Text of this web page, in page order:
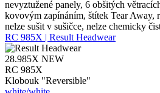
nevyztužené panely, 6 obšitých
kovovým zapínáním, štítek Tear Away,
nelze sušit v sušičce, nelze chemicky
RC 985X | Result Headwear
28.985X NEW
RC 985X
Klobouk "Reversible"